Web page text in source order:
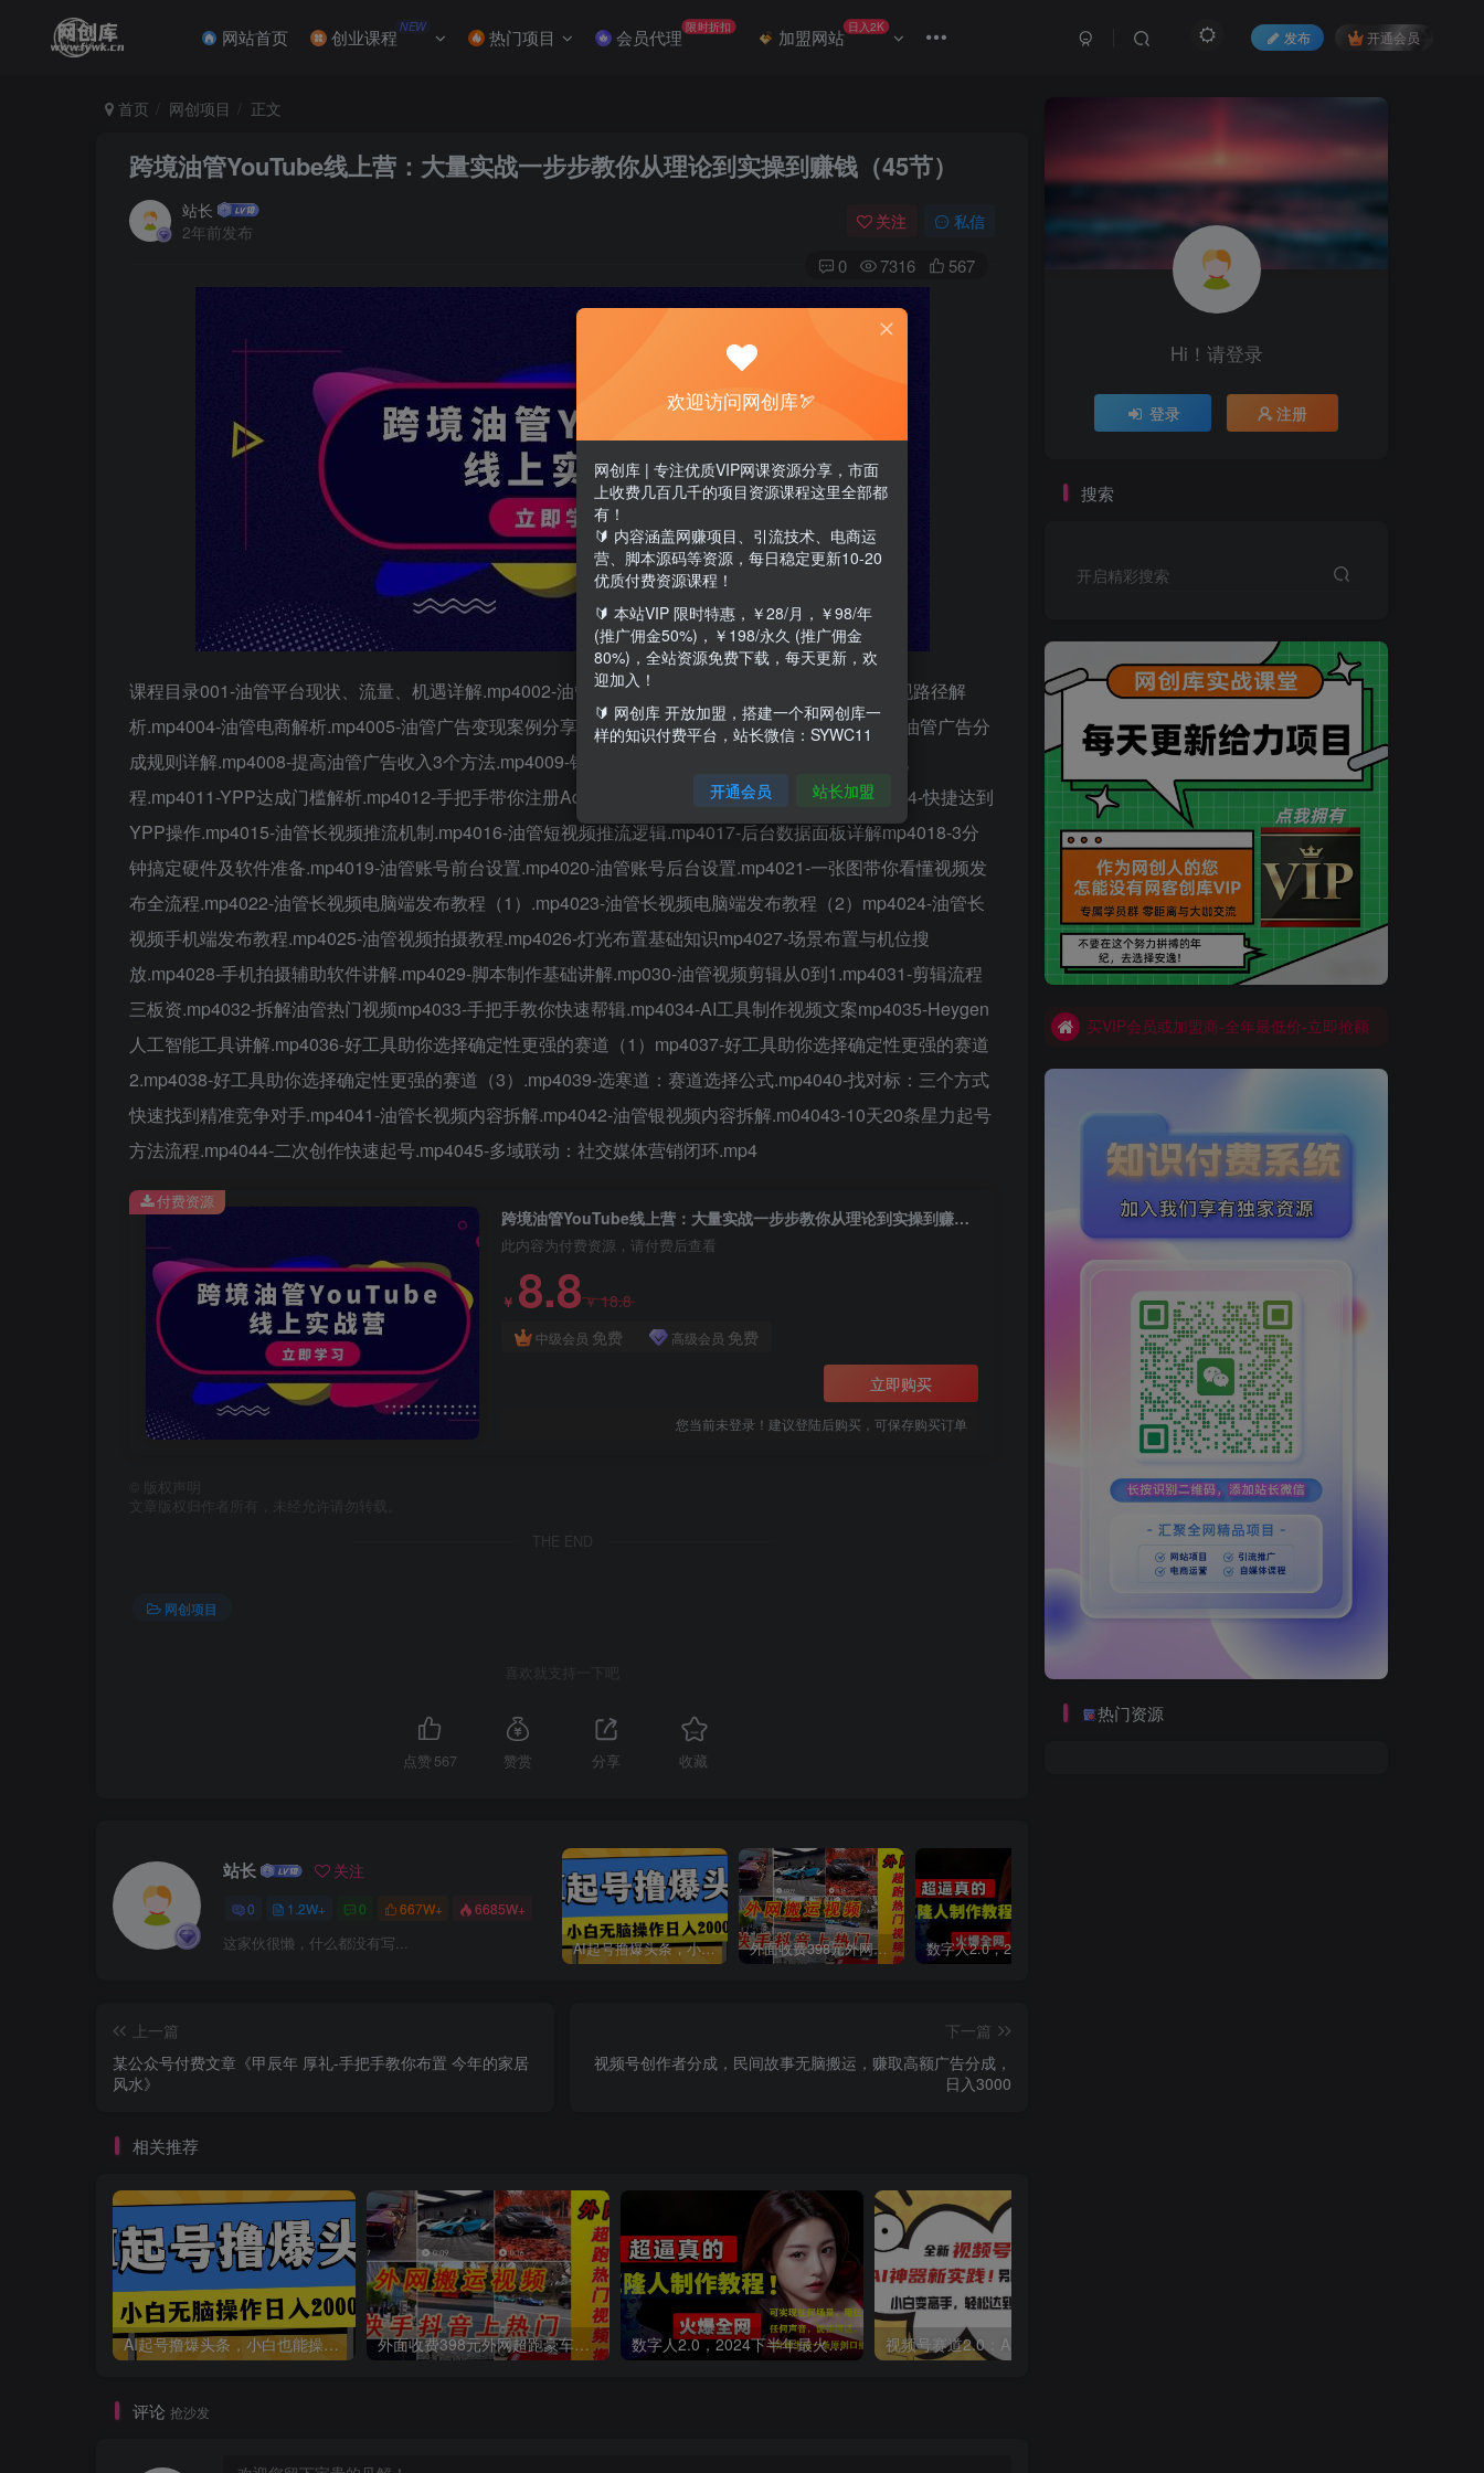
网站首页 创业课程 NEW 热门项目 会员代理 限时折扣 加盟网站 日入2K
发布 开通会员
首页 网创项目 正文
跨境油管YouTube线上营：大量实战一步步教你从理论到实操到赚钱（45节）
站长
2年前发布
关注 私信
0 7316 567
课程目录001-油管平台现状、流量、机遇详解.mp4002-油管获取收益途径详解.mp4003-油管广告变现路径解
析.mp4004-油管电商解析.mp4005-油管广告变现案例分享.mp4006-油管电商变现紧例分享.mp4007-油管广告分
成规则详解.mp4008-提高油管广告收入3个方法.mp4009-银视频广告分成步骤.mp4010-YPP获利全流
程.mp4011-YPP达成门槛解析.mp4012-手把手带你注册AdSense.mp4013-国内YPP回款流程.mp4014-快捷达到
YPP操作.mp4015-油管长视频推流机制.mp4016-油管短视频推流逻辑.mp4017-后台数据面板详解mp4018-3分
钟搞定硬件及软件准备.mp4019-油管账号前台设置.mp4020-油管账号后台设置.mp4021-一张图带你看懂视频发
布全流程.mp4022-油管长视频电脑端发布教程（1）.mp4023-油管长视频电脑端发布教程（2）mp4024-油管长
视频手机端发布教程.mp4025-油管视频拍摄教程.mp4026-灯光布置基础知识mp4027-场景布置与机位搜
放.mp4028-手机拍摄辅助软件讲解.mp4029-脚本制作基础讲解.mp030-油管视频剪辑从0到1.mp4031-剪辑流程
三板资.mp4032-拆解油管热门视频mp4033-手把手教你快速帮辑.mp4034-AI工具制作视频文案mp4035-Heygen
人工智能工具讲解.mp4036-好工具助你选择确定性更强的赛道（1）mp4037-好工具助你选择确定性更强的赛道
2.mp4038-好工具助你选择确定性更强的赛道（3）.mp4039-选寒道：赛道选择公式.mp4040-找对标：三个方式
快速找到精准竞争对手.mp4041-油管长视频内容拆解.mp4042-油管银视频内容拆解.m04043-10天20条星力起号
方法流程.mp4044-二次创作快速起号.mp4045-多域联动：社交媒体营销闭环.mp4
跨境油管YouTube线上营：大量实战一步步教你从理论到实操到赚钱（45节）
此内容为付费资源，请付费后查看
￥ 8.8￥18.8
中级会员 免费 高级会员 免费
立即购买
您当前未登录！建议登陆后购买，可保存购买订单
付费资源
版权声明
文章版权归作者所有，未经允许请勿转载。
THE END
网创项目
喜欢就支持一下吧
点赞 567 赞赏 分享 收藏
站长 关注
0 1.2W+ 0 667W+ 6685W+
这家伙很懒，什么都没有写... AI起号撸爆头条，小白也能操作，日入2000+ 外面收费398元外网超跑豪车汽车视频搬运至快手抖音上热门项目
上一篇
某公众号付费文章《甲辰年 厚礼-手把手教你布置 今年的家居
风水》
下一篇
视频号创作者分成，民间故事无脑搬运，赚取高额广告分成，
日入3000
相关推荐
AI起号撸爆头条，小白也能操作，日入2000+ 外面收费398元外网超跑豪车汽车视频搬运至快手抖音上热门项目 数字人2.0，2024下半年最火项目，无限免费生成视频，可实现任何场景，用任何形象，任何声音，说任何话，5分钟生成一条原创口播视频。
评论 抢沙发
Hi！请登录
登录 注册
搜索
开启精彩搜索
买VIP会员或加盟商-全年最低价-立即抢额
网创库-限时优惠 别错过!
买VIP会员或加盟商-全年最低价-立即抢额
网创库-限时优惠 别错过!
热门资源
欢迎访问网创库🏹
网创库 | 专注优质VIP网课资源分享，市面
上收费几百几千的项目资源课程这里全部都
有！
🔰 内容涵盖网赚项目、引流技术、电商运
营、脚本源码等资源，每日稳定更新10-20
优质付费资源课程！
🔰 本站VIP 限时特惠，￥28/月，￥98/年
(推广佣金50%)，￥198/永久 (推广佣金
80%)，全站资源免费下载，每天更新，欢
迎加入！
🔰 网创库 开放加盟，搭建一个和网创库一
样的知识付费平台，站长微信：SYWC11
开通会员 站长加盟